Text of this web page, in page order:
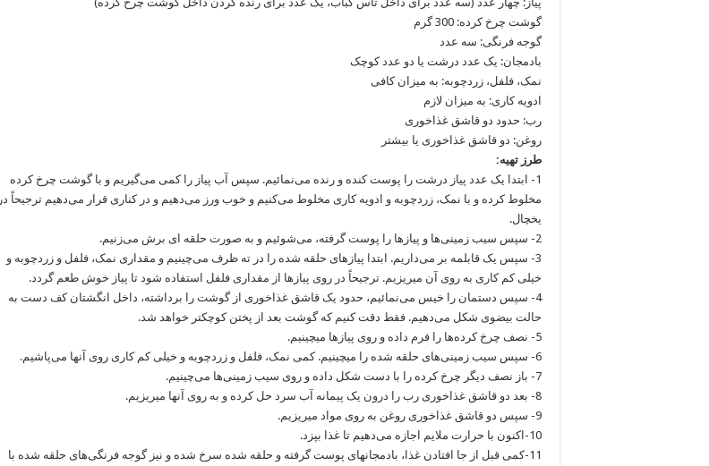
گوشت چرخ کرده: 300 گرم
گوجه فرنگی: سه عدد
بادمجان: یک عدد درشت یا دو عدد کوچک
نمک، فلفل، زردچوبه: به میزان کافی
ادویه کاری: به میزان لازم
رب: حدود دو قاشق غذاخوری
روغن: دو قاشق غذاخوری یا بیشتر
طرز تهیه:
1- ابتدا یک عدد پیاز درشت را پوست کنده و رنده می‌نمائیم. سپس آب پیاز را کمی می‌گیریم و با گوشت چرخ کرده
مخلوط کرده و با نمک، زردچوبه و ادویه کاری مخلوط می‌کنیم و خوب ورز می‌دهیم و در کناری قرار می‌دهیم ترجیحاً در
یخچال.
2- سپس سیب زمینی‌ها و پیازها را پوست گرفته، می‌شوئیم و به صورت حلقه ای برش می‌زنیم.
3- سپس یک قابلمه بر می‌داریم. ابتدا پیازهای حلقه شده را در ته ظرف می‌چینیم و مقداری نمک، فلفل و زردچوبه و
خیلی کم کاری به روی آن میریزیم. ترجیحاً در روی پیازها از مقداری فلفل استفاده شود تا پیاز خوش طعم گردد.
4- سپس دستمان را خیس می‌نمائیم، حدود یک قاشق غذاخوری از گوشت را برداشته، داخل انگشتان کف دست به
حالت بیضوی شکل می‌دهیم. فقط دقت کنیم که گوشت بعد از پختن کوچکتر خواهد شد.
5- نصف چرخ کرده‌ها را فرم داده و روی پیازها میچینیم.
6- سپس سیب زمینی‌های حلقه شده را میچینیم. کمی نمک، فلفل و زردچوبه و خیلی کم کاری روی آنها می‌پاشیم.
7- باز نصف دیگر چرخ کرده را با دست شکل داده و روی سیب زمینی‌ها می‌چینیم.
8- بعد دو قاشق غذاخوری رب را درون یک پیمانه آب سرد حل کرده و به روی آنها میریزیم.
9- سپس دو قاشق غذاخوری روغن به روی مواد میریزیم.
10-اکنون با حرارت ملایم اجازه می‌دهیم تا غذا بپزد.
11-کمی قبل از جا افتادن غذا، بادمجانهای پوست گرفته و حلقه شده سرخ شده و نیز گوجه فرنگی‌های حلقه شده با